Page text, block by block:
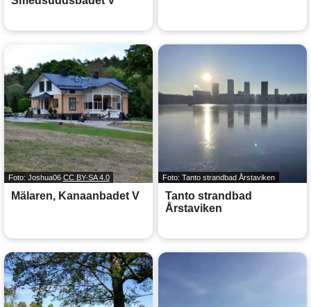
Foto: Joshua06 CC BY-SA 4.0
Mälaren, Kanaanbadet V
Foto: Tanto strandbad Årstaviken
Tanto strandbad
Årstaviken